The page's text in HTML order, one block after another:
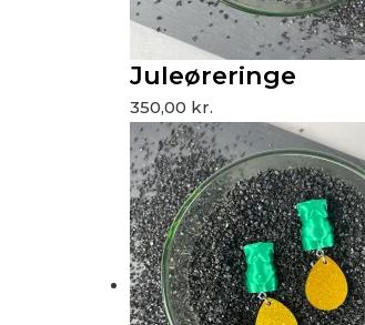
Juleøreringe
350,00 kr.